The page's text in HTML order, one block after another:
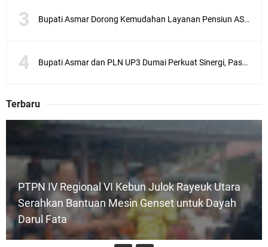
Bupati Asmar Dorong Kemudahan Layanan Pensiun ASN melalui Sinergi dengan BRK Syariah
Bupati Asmar dan PLN UP3 Dumai Perkuat Sinergi, Pastikan Layanan Listrik Kepulauan Meranti Semakin Andal
Terbaru
PTPN IV Regional VI Kebun Julok Rayeuk Utara
Serahkan Bantuan Mesin Genset untuk Dayah
Darul Fata